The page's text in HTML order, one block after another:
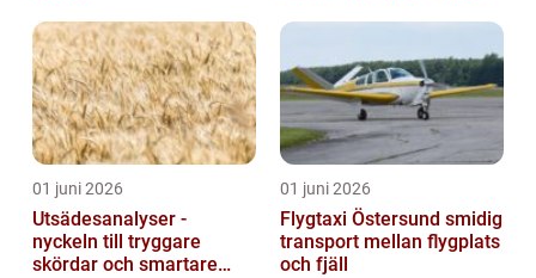
01 juni 2026
Utsädesanalyser -
nyckeln till tryggare
skördar och smartare
01 juni 2026
Flygtaxi Östersund smidig
transport mellan flygplats
och fjäll